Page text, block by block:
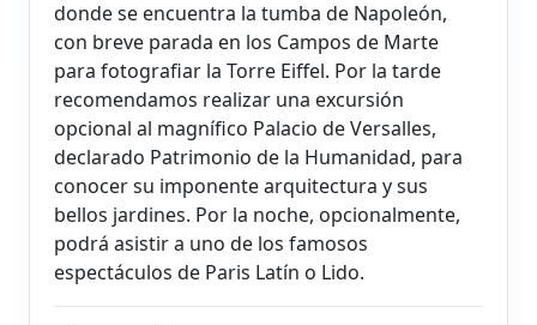
donde se encuentra la tumba de Napoleón,
con breve parada en los Campos de Marte
para fotografiar la Torre Eiffel. Por la tarde
recomendamos realizar una excursión
opcional al magnífico Palacio de Versalles,
declarado Patrimonio de la Humanidad, para
conocer su imponente arquitectura y sus
bellos jardines. Por la noche, opcionalmente,
podrá asistir a uno de los famosos
espectáculos de Paris Latín o Lido.